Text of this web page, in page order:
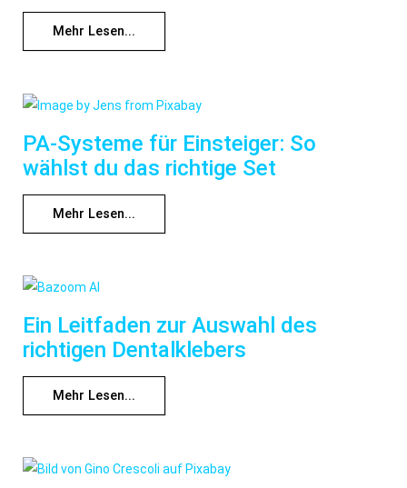
Mehr Lesen...
PA-Systeme für Einsteiger: So
wählst du das richtige Set
Mehr Lesen...
Ein Leitfaden zur Auswahl des
richtigen Dentalklebers
Mehr Lesen...